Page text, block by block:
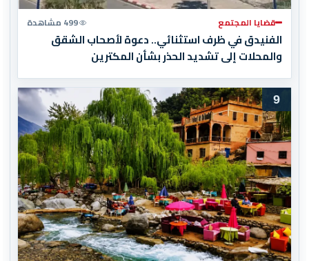
قضايا المجتمع 499 مشاهدة
الفنيدق في ظرف استثنائي.. دعوة لأصحاب الشقق
والمحلات إلى تشديد الحذر بشأن المكترين
9